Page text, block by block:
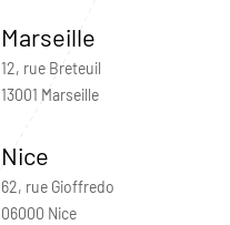
Marseille
12, rue Breteuil
13001 Marseille
Nice
62, rue Gioffredo
06000 Nice